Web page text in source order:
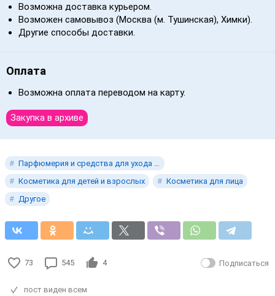
Возможна доставка курьером.
Возможен самовывоз (Москва (м. Тушинская), Химки).
Другие способы доставки.
Оплата
Возможна оплата переводом на карту.
Закупка в архиве
Парфюмерия и средства для ухода за телом
Косметика для детей и взрослых
Косметика для лица
Другое
73 545 4 Подписаться
пост виден всем